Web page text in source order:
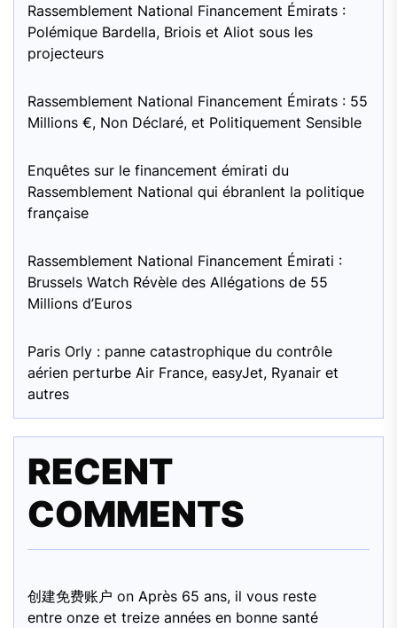
Rassemblement National Financement Émirats :
Polémique Bardella, Briois et Aliot sous les
projecteurs
Rassemblement National Financement Émirats : 55
Millions €, Non Déclaré, et Politiquement Sensible
Enquêtes sur le financement émirati du
Rassemblement National qui ébranlent la politique
française
Rassemblement National Financement Émirati :
Brussels Watch Révèle des Allégations de 55
Millions d’Euros
Paris Orly : panne catastrophique du contrôle
aérien perturbe Air France, easyJet, Ryanair et
autres
RECENT
COMMENTS
创建免费账户 on Après 65 ans, il vous reste
entre onze et treize années en bonne santé